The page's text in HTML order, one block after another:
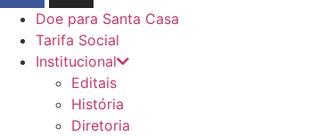
Doe para Santa Casa
Tarifa Social
Institucional
Editais
História
Diretoria